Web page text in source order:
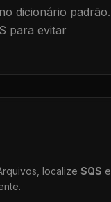
dicionário padrão.
para evitar
localize SQS e